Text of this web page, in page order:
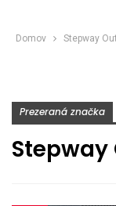
Domov Stepway
Prezeraná značka